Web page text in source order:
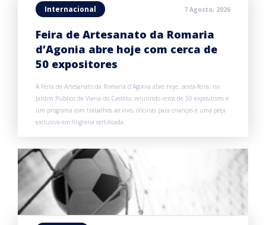
Internacional 7 Agosto, 2026
Feira de Artesanato da Romaria
d’Agonia abre hoje com cerca de
50 expositores
A Feira de Artesanato da Romaria d’Agonia abre hoje, sexta-feira, no
Jardim Público de Viana do Castelo, reunindo cerca de 50 expositores e
um programa com trabalhos ao vivo, oficinas para crianças e uma peça
exclusiva em filigrana certificada.